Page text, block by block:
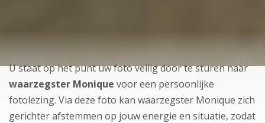
U staat op het punt uw foto veilig door te sturen naar
waarzegster Monique voor een persoonlijke
fotolezing. Via deze foto kan waarzegster Monique zich
gerichter afstemmen op jouw energie en situatie, zodat